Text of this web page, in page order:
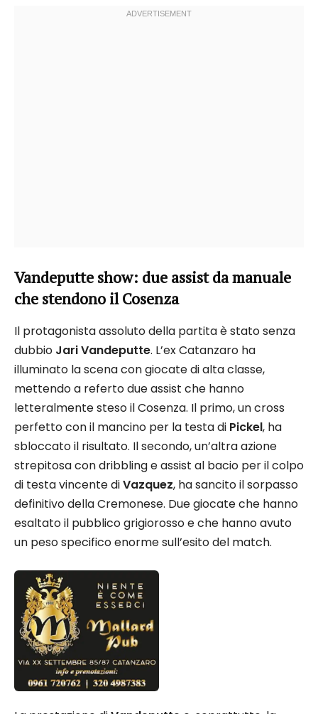
Vandeputte show: due assist da manuale
che stendono il Cosenza
Il protagonista assoluto della partita è stato senza
dubbio Jari Vandeputte. L’ex Catanzaro ha
illuminato la scena con giocate di alta classe,
mettendo a referto due assist che hanno
letteralmente steso il Cosenza. Il primo, un cross
perfetto con il mancino per la testa di Pickel, ha
sbloccato il risultato. Il secondo, un’altra azione
strepitosa con dribbling e assist al bacio per il colpo
di testa vincente diVazquez, ha sancito il sorpasso
definitivo della Cremonese. Due giocate che hanno
esaltato il pubblico grigiorosso e che hanno avuto
un peso specifico enorme sull’esito del match.